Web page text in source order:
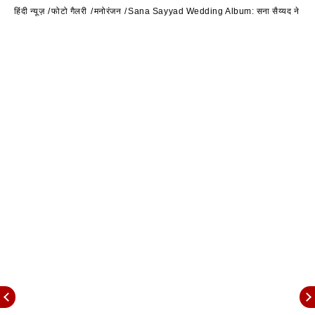
हिंदी न्यूज़ फोटो गैलरी मनोरंजन Sana Sayyad Wedding Album: सना सैय्यद ने